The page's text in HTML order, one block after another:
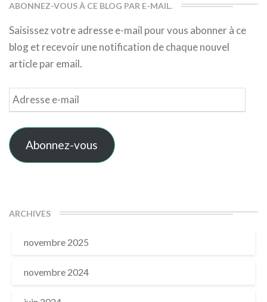
ABONNEZ-VOUS À CE BLOG PAR E-MAIL.
Saisissez votre adresse e-mail pour vous abonner à ce
blog et recevoir une notification de chaque nouvel
article par email.
Adresse
e-
mail
Abonnez-vous
ARCHIVES
novembre 2025
novembre 2024